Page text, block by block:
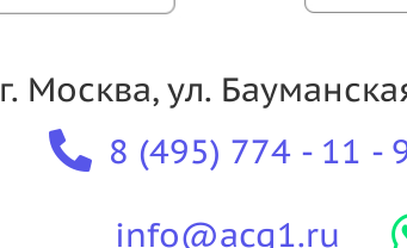
г. Москва, ул.
8 (495) 774 - 11 -
info@acg1.ru